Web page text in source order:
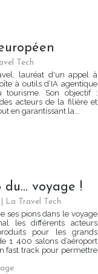
Tech
lauréat d'un appel à
à outils d’IA agentique
tourisme. Son objectif :
acteurs de la filière et
en garantissant la...
voyage !
La Travel Tech
ses pions dans le voyage
les différents acteurs
pour les grands
1 400 salons d’aéroport
fast track pour permettre